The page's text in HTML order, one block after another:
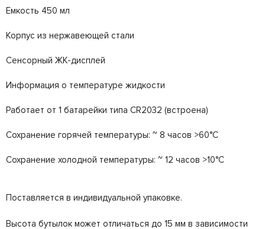
Емкость 450 мл
Корпус из нержавеющей стали
Сенсорный ЖК-дисплей
Информация о температуре жидкости
Работает от 1 батарейки типа CR2032 (встроена)
Сохранение горячей температуры: ~ 8 часов >60°C
Сохранение холодной температуры: ~ 12 часов >10°C
Поставляется в индивидуальной упаковке.
Высота бутылок может отличаться до 15 мм в зависимости